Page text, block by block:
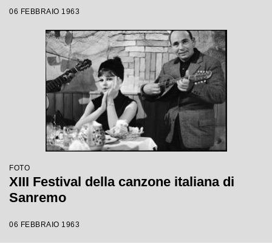
06 FEBBRAIO 1963
FOTO
XIII Festival della canzone italiana di
Sanremo
06 FEBBRAIO 1963